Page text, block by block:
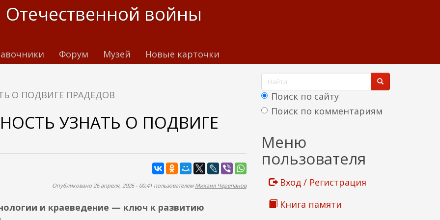
войны
Форум Музей Новые карточки
О ПОДВИГЕ ПРАДЕДОВ
УЗНАТЬ О ПОДВИГЕ
Опубликовано 26 апреля, 2026 - 00:41 пользователем Михаил Черепанов
и краеведение — ключ к развитию
Ф
о
р
а
п
о
и
Поиск по сайту
Поиск по комментариям
Меню
пользователя
Вход / Регистрация
Книга памяти